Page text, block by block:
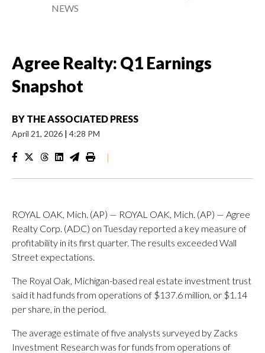
NEWS
Agree Realty: Q1 Earnings
Snapshot
BY THE ASSOCIATED PRESS
April 21, 2026 | 4:28 PM
|
ROYAL OAK, Mich. (AP) — ROYAL OAK, Mich. (AP) — Agree
Realty Corp. (ADC) on Tuesday reported a key measure of
profitability in its first quarter. The results exceeded Wall
Street expectations.
The Royal Oak, Michigan-based real estate investment trust
said it had funds from operations of $137.6 million, or $1.14
per share, in the period.
The average estimate of five analysts surveyed by Zacks
Investment Research was for funds from operations of